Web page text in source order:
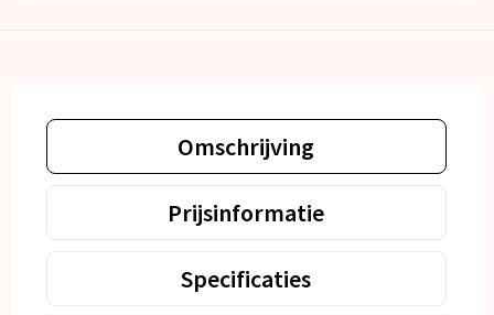
Omschrijving
Prijsinformatie
Specificaties